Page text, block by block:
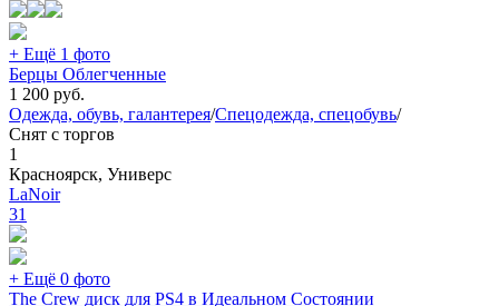
+ Ещё 1 фото
Берцы Облегченные
1 200 руб.
Одежда, обувь, галантерея/Спецодежда, спецобувь/
Снят с торгов
1
Красноярск, Универс
LaNoir
31
+ Ещё 0 фото
The Crew диск для PS4 в Идеальном Состоянии